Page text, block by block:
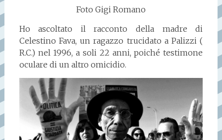
Foto Gigi Romano
Ho ascoltato il racconto della madre di
Celestino Fava, un ragazzo trucidato a Palizzi (
R.C.) nel 1996, a soli 22 anni, poiché testimone
oculare di un altro omicidio.